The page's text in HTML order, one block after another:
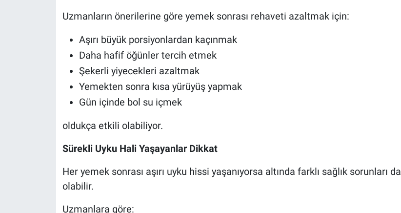
Uzmanların önerilerine göre yemek sonrası rehaveti azaltmak için:
Aşırı büyük porsiyonlardan kaçınmak
Daha hafif öğünler tercih etmek
Şekerli yiyecekleri azaltmak
Yemekten sonra kısa yürüyüş yapmak
Gün içinde bol su içmek
oldukça etkili olabiliyor.
Sürekli Uyku Hali Yaşayanlar Dikkat
Her yemek sonrası aşırı uyku hissi yaşanıyorsa altında farklı sağlık sorunları da
olabilir.
Uzmanlara göre: